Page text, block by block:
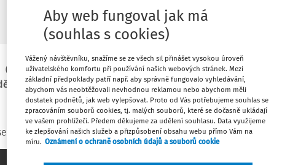
(ředitelka ZŠ a mentorka v oblasti
organizace, lektorka na Katedře
týmu a výběrovému řízení.
Oblíbené
Stáhnout
Aby web fungoval jak má
(souhlas s cookies)
Vážený návštěvníku, snažíme se ze všech sil přinášet vysokou úroveň
uživatelského komfortu při používání našich webových stránek. Mezi
základní předpoklady patří např. aby správně fungovalo vyhledávání,
abychom vás neobtěžovali nevhodnou reklamou nebo abychom měli
dostatek podnětů, jak web vylepšovat. Proto od Vás potřebujeme souhlas se
zpracováním souborů cookies, tj. malých souborů, které se dočasně ukládají
ve vašem prohlížeči. Předem děkujeme za udělení souhlasu. Data využijeme
ke zlepšování našich služeb a přizpůsobení obsahu webu přímo Vám na
míru. Oznámení o ochraně osobních údajů a souborů cookie